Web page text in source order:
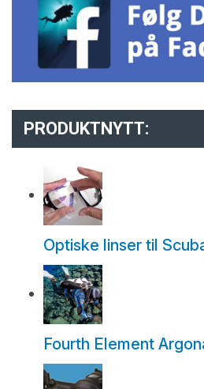
PRODUKTNYTT:
Optiske linser til
Fourth Element